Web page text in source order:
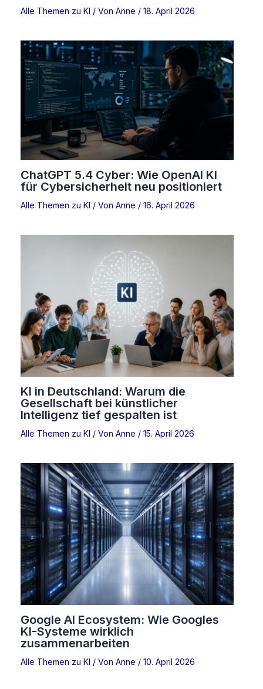
Alle Themen zu KI / Von Anne / 18. April 2026
ChatGPT 5.4 Cyber: Wie OpenAI KI
für Cybersicherheit neu positioniert
Alle Themen zu KI / Von Anne / 16. April 2026
KI in Deutschland: Warum die
Gesellschaft bei künstlicher
Intelligenz tief gespalten ist
Alle Themen zu KI / Von Anne / 15. April 2026
Google AI Ecosystem: Wie Googles
KI-Systeme wirklich
zusammenarbeiten
Alle Themen zu KI / Von Anne / 10. April 2026